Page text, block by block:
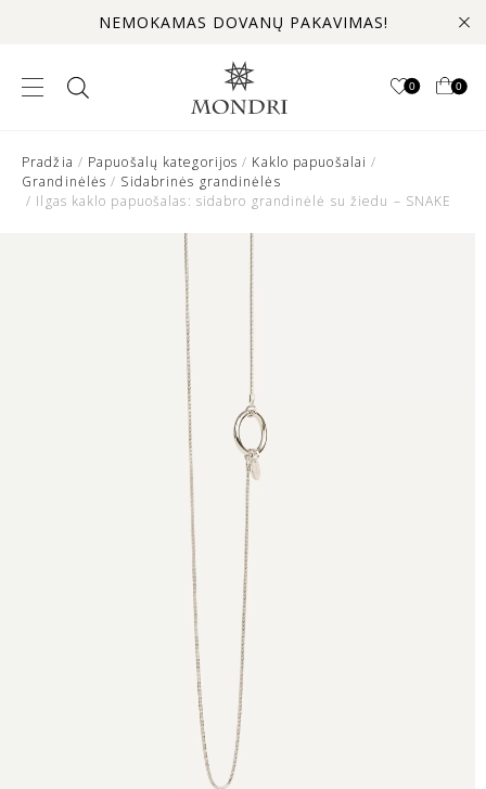
NEMOKAMAS DOVANŲ PAKAVIMAS!
0 0
Pradžia / Papuošalų kategorijos / Kaklo papuošalai /
Grandinėlės / Sidabrinės grandinėlės
/ Ilgas kaklo papuošalas: sidabro grandinėlė su žiedu – SNAKE